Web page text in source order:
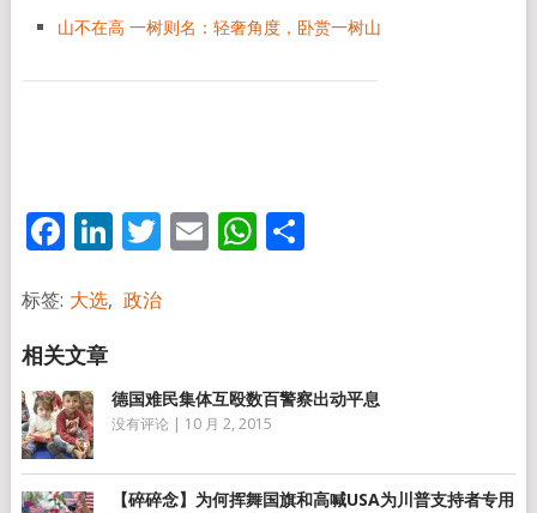
山不在高 一树则名：轻奢角度，卧赏一树山
Facebook
LinkedIn
Twitter
EmailWhatsApp
分
标签: 大选, 政治
德国难民集体互殴数百警察出动平息
没有评论 | 10 月 2, 2015
【碎碎念】为何挥舞国旗和高喊USA为川普支持者专用